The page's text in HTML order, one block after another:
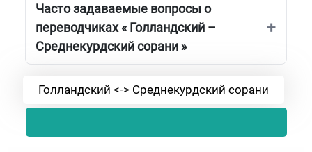
Часто задаваемые вопросы о
переводчиках « Голландский –
Среднекурдский сорани »
Голландский <-> Среднекурдский сорани